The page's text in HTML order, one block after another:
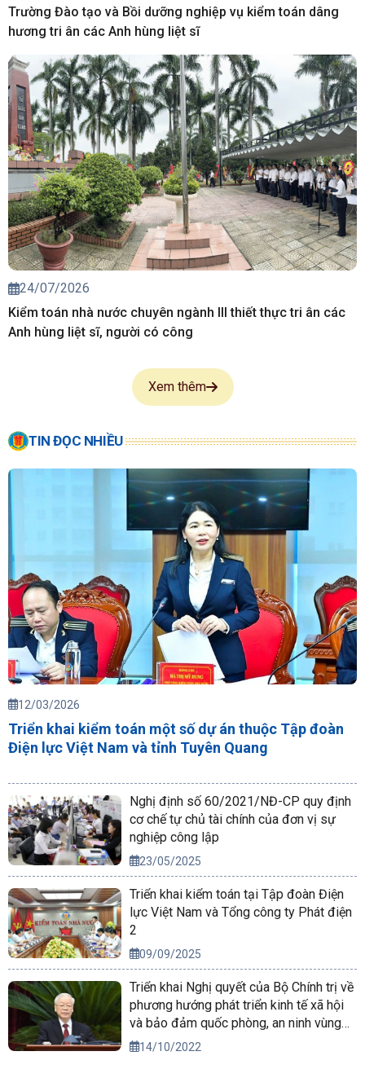
25/07/2026
Trường Đào tạo và Bồi dưỡng nghiệp vụ kiểm toán dâng
hương tri ân các Anh hùng liệt sĩ
24/07/2026
Kiểm toán nhà nước chuyên ngành III thiết thực tri ân các
Xem thêm
12/03/2026
Triển khai kiểm toán một số dự án thuộc Tập đoàn
Nghị định số 60/2021/NĐ-CP quy định
cơ chế tự chủ tài chính của đơn vị sự
nghiệp công lập
23/05/2025
Triển khai kiểm toán tại Tập đoàn Điện
lực Việt Nam và Tổng công ty Phát điện
2
09/09/2025
Triển khai Nghị quyết của Bộ Chính trị về
phương hướng phát triển kinh tế xã hội
và bảo đảm quốc phòng, an ninh vùng